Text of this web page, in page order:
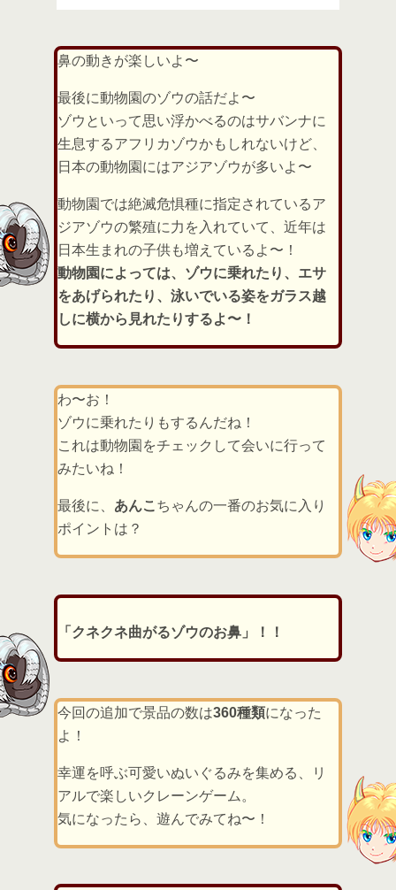
鼻の動きが楽しいよ〜
最後に動物園のゾウの話だよ〜
ゾウといって思い浮かべるのはサバンナに
生息するアフリカゾウかもしれないけど、
日本の動物園にはアジアゾウが多いよ〜
動物園では絶滅危惧種に指定されているア
ジアゾウの繁殖に力を入れていて、近年は
日本生まれの子供も増えているよ〜！
動物園によっては、ゾウに乗れたり、エサ
をあげられたり、泳いでいる姿をガラス越
しに横から見れたりするよ〜！
わ〜お！
ゾウに乗れたりもするんだね！
これは動物園をチェックして会いに行って
みたいね！
最後に、 あんこ ちゃんの一番のお気に入り
ポイントは？
「クネクネ曲がるゾウのお鼻」！！
今回の追加で景品の数は360種類になった
よ！
幸運を呼ぶ可愛いぬいぐるみを集める、リ
アルで楽しいクレーンゲーム。
気になったら、遊んでみてね〜！